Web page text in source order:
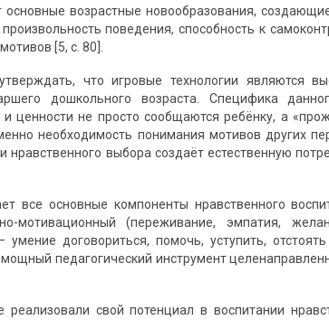
возрастные новообразования,
поведения, способность к
[5, с. 80].
что игровые технологии являются
дошкольного возраста. Специфика
ценности не просто сообщаются ребёнку, а
необходимость понимания мотивов других
нравственного выбора создаёт естественную
все основные компоненты нравственного
мотивационный (переживание, эмпатия,
договориться, помочь, уступить,
педагогический инструмент
свой потенциал в воспитании